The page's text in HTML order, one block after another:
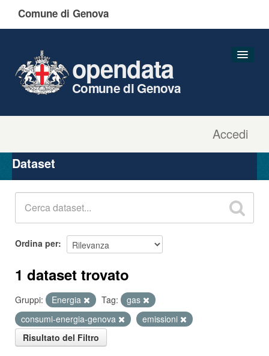
Comune di Genova
Accedi
opendata
Comune di Genova
Organizzazioni
Gruppi
Dataset
Ordina per
1 dataset trovato
Gruppi: Energia Tag:
gas
consumi-energia-genova
emissioni
Risultato del Filtro